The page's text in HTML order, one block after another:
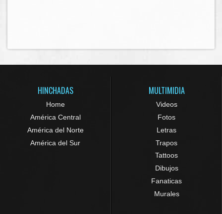
HINCHADAS
Home
América Central
América del Norte
América del Sur
MULTIMIDIA
Videos
Fotos
Letras
Trapos
Tattoos
Dibujos
Fanaticas
Murales